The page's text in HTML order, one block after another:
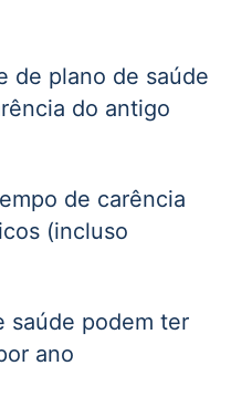
de plano de saúde
do antigo
de carência
(incluso
saúde podem ter
ano